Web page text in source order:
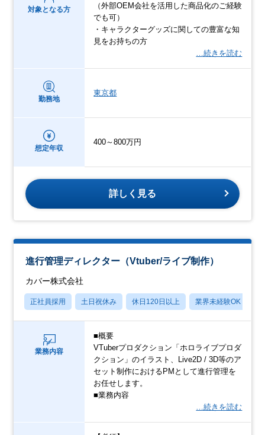
対象となる方
（外部OEM会社を活用した商品化のご経験
でも可）
・キャラクターグッズに関しての豊富な知
見をお持ちの方
…続きを読む
勤務地
東京都
想定年収
400～800万円
詳しく見る
進行管理ディレクター（Vtuber/ライブ制作）
カバー株式会社
正社員採用 土日祝休み 休日120日以上 業界未経験OK
業務内容
■概要
VTuberプロダクション「ホロライブプロダ
クション」のイラスト、Live2D / 3D等のア
セット制作におけるPMとして進行管理を
お任せします。
■業務内容
…続きを読む